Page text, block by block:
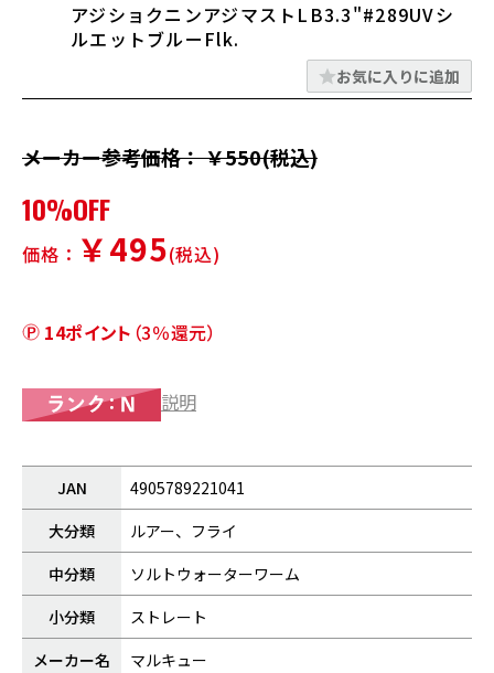
アジショクニンアジマストLB3.3"#289UVシ
ルエットブルーFlk.
お気に入りに追加
メーカー参考価格： ￥550(税込)
10%OFF
価格： ￥495(税込)
14ポイント （3％還元）
説明
JAN
4905789221041
大分類
ルアー、フライ
中分類
ソルトウォーターワーム
小分類
ストレート
メーカー名
マルキュー